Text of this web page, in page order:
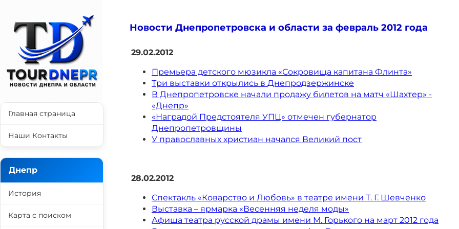
Новости Днепропетровска и области за февраль 2012 года
29.02.2012
Премьера детского мюзикла «Сокровища капитана Флинта»
Три выставки открылись в Днепродзержинске
В Днепропетровске начали продажу билетов на матч «Шахтер» -
«Днепр»
«Наградой Предстоятеля УПЦ» отмечен губернатор
Днепропетровщины
У православных христиан начался Великий пост
28.02.2012
Спектакль «Коварство и Любовь» в театре имени Т. Г. Шевченко
Выставка – ярмарка «Весенняя неделя моды»
Афиша театра русской драмы имени М. Горького на март 2012 года
Главная страница
Наши Контакты
Днепр
История
Карта с поиском